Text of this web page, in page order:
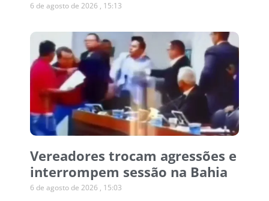
6 de agosto de 2026 15:13
Vereadores trocam agressões e
interrompem sessão na Bahia
6 de agosto de 2026 15:03